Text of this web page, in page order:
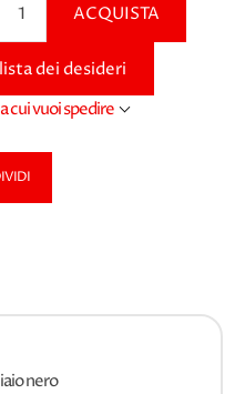
ACQUISTA
dei desideri
cui vuoi spedire
nero